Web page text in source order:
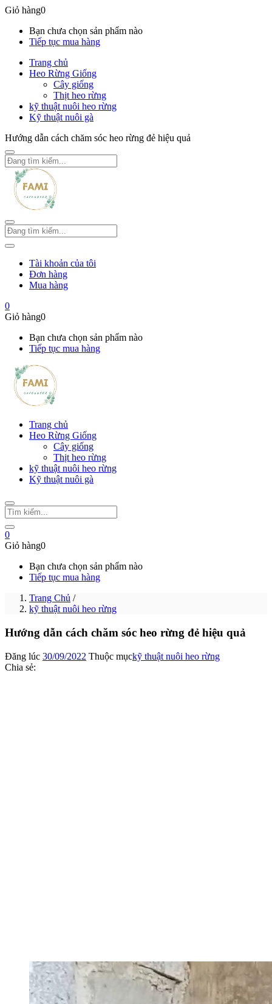
Giỏ hàng0
Bạn chưa chọn sản phẩm nào
Tiếp tục mua hàng
Trang chủ
Heo Rừng Giống
Cây giống
Thịt heo rừng
kỹ thuật nuôi heo rừng
Kỹ thuật nuôi gà
Hướng dẫn cách chăm sóc heo rừng đẻ hiệu quả
Tài khoản của tôi
Đơn hàng
Mua hàng
0
Giỏ hàng0
Bạn chưa chọn sản phẩm nào
Tiếp tục mua hàng
Trang chủ
Heo Rừng Giống
Cây giống
Thịt heo rừng
kỹ thuật nuôi heo rừng
Kỹ thuật nuôi gà
0
Giỏ hàng0
Bạn chưa chọn sản phẩm nào
Tiếp tục mua hàng
Trang Chủ /
kỹ thuật nuôi heo rừng
Hướng dẫn cách chăm sóc heo rừng đẻ hiệu quả
Đăng lúc 30/09/2022 Thuộc mụckỹ thuật nuôi heo rừng
Chia sẻ: